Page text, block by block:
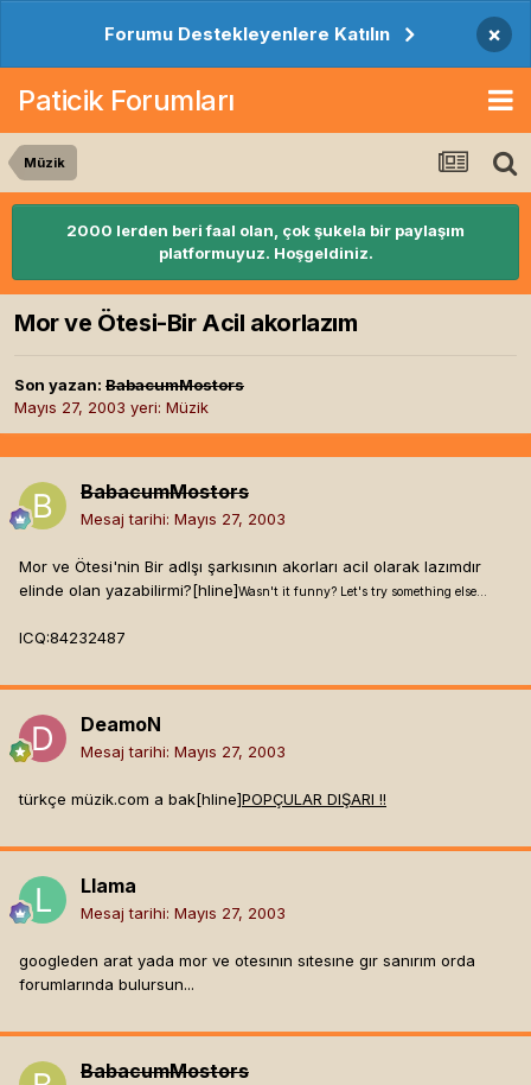
Forumu Destekleyenlere Katılın ×
Paticik Forumları
Müzik
2000 lerden beri faal olan, çok şukela bir paylaşım
platformuyuz. Hoşgeldiniz.
Mor ve Ötesi-Bir Acil akorlazım
Son yazan: BabacumMostors
Mayıs 27, 2003 yeri: Müzik
BabacumMostors
Mesaj tarihi: Mayıs 27, 2003
Mor ve Ötesi'nin Bir adlşı şarkısının akorları acil olarak lazımdır
elinde olan yazabilirmi?[hline]Wasn't it funny? Let's try something else...
ICQ:84232487
DeamoN
Mesaj tarihi: Mayıs 27, 2003
türkçe müzik.com a bak[hline]POPÇULAR DIŞARI !!
Llama
Mesaj tarihi: Mayıs 27, 2003
googleden arat yada mor ve otesının sıtesıne gır sanırım orda
forumlarında bulursun...
BabacumMostors